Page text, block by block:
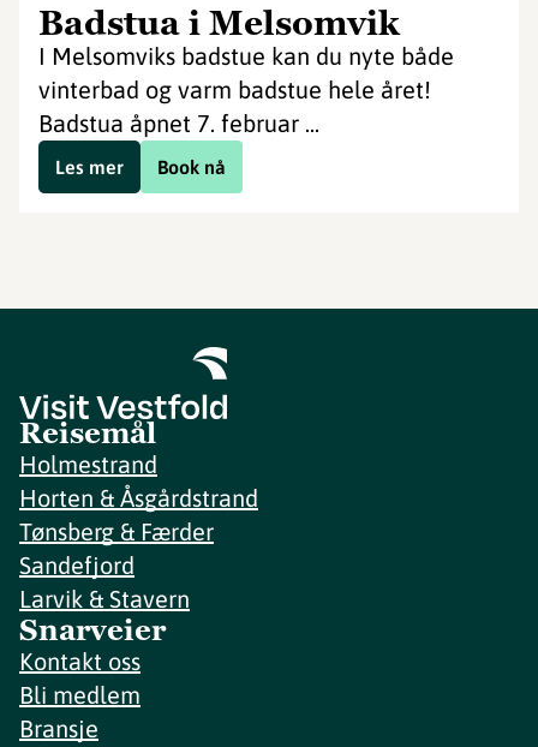
Badstua i Melsomvik
I Melsomviks badstue kan du nyte både
vinterbad og varm badstue hele året!
Badstua åpnet 7. februar ...
Book nå
Les mer
Reisemål
Holmestrand
Horten & Åsgårdstrand
Tønsberg & Færder
Sandefjord
Larvik & Stavern
Snarveier
Kontakt oss
Bli medlem
Bransje